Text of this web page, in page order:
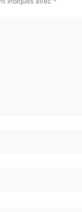
indiqués avec